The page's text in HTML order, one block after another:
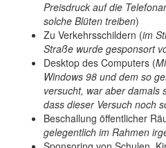
Preisdruck auf die
solche Blüten treiben)
Zu Verkehrsschildern (im
Straße wurde gesponsort
Desktop des Computers (
Windows 98 und dem so
versucht, war aber damals
dass dieser Versuch noch
Beschallung öffentlicher
gelegentlich im Rahmen